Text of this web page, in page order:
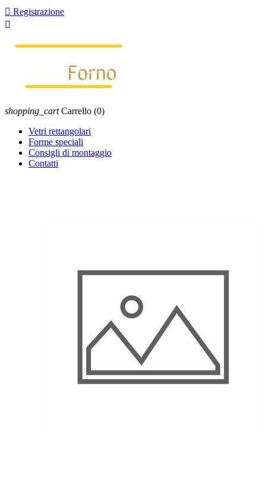
 Registrazione

shopping_cart Carrello (0)
Vetri rettangolari
Forme speciali
Consigli di montaggio
Contatti